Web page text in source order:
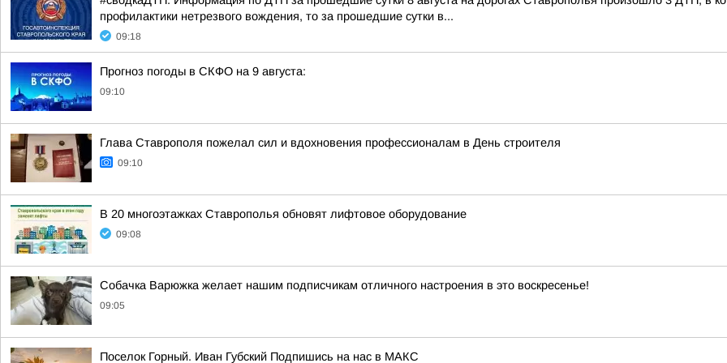
профилактики нетрезвого вождения, то за прошедшие сутки в...
09:18
Прогноз погоды в СКФО на 9 августа:
09:10
Глава Ставрополя пожелал сил и вдохновения профессионалам в День строителя
09:10
В 20 многоэтажках Ставрополья обновят лифтовое оборудование
09:08
Собачка Варюжка желает нашим подписчикам отличного настроения в это воскресенье!
09:05
Поселок Горный. Иван Губский Подпишись на нас в МАКС